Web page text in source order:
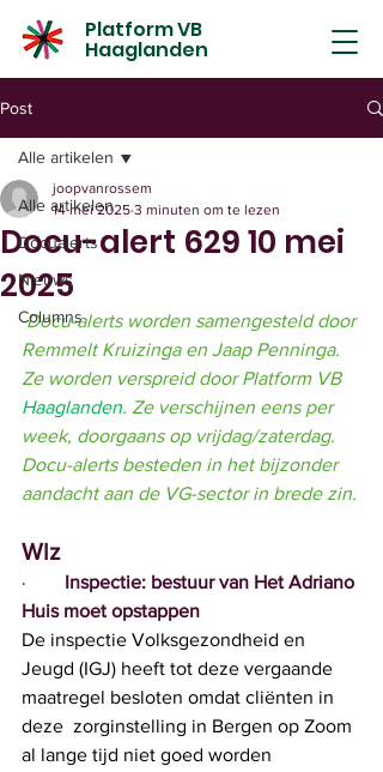
Platform VB
Haaglanden
Post
Alle artikelen
Docualerts
Nieuws
Columns
Alle artikelen
Docu-alert 629 10 mei
2025
joopvanrossem
14 mei 2025 3 minuten om te lezen
Docu-alerts worden samengesteld door
Remmelt Kruizinga en Jaap Penninga.
Ze worden verspreid door Platform VB
Haaglanden. Ze verschijnen eens per
week, doorgaans op vrijdag/zaterdag.
Docu-alerts besteden in het bijzonder
aandacht aan de VG-sector in brede zin.
Wlz
· Inspectie: bestuur van Het Adriano
Huis moet opstappen
De inspectie Volksgezondheid en
Jeugd (IGJ) heeft tot deze vergaande
maatregel besloten omdat cliënten in
deze  zorginstelling in Bergen op Zoom
al lange tijd niet goed worden